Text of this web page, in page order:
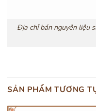
Địa chỉ bán nguyên liệu
SẢN PHẨM TƯƠNG